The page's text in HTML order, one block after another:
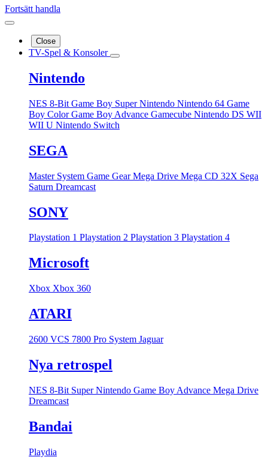
Fortsätt handla
Close
TV-Spel & Konsoler
Nintendo
NES 8-Bit Game Boy Super Nintendo Nintendo 64 Game
Boy ColorGame Boy Advance Gamecube Nintendo DS WII
WII U Nintendo Switch
SEGA
Master System Game GearMega Drive Mega CD 32X Sega
Saturn Dreamcast
SONY
Playstation 1 Playstation 2 Playstation 3 Playstation 4
Microsoft
Xbox Xbox 360
ATARI
2600 VCS 7800 Pro System Jaguar
Nya retrospel
NES 8-Bit Super Nintendo Game Boy Advance Mega Drive
Dreamcast
Bandai
Playdia